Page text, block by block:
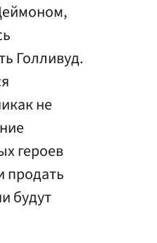
Голливуд.
не
героев
продать
будут